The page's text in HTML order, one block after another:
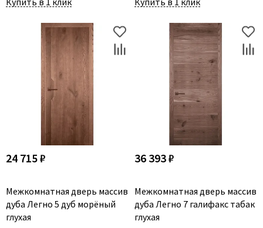
Line Doors
Lockstyle
Milyana
Optima Porte
Oro - Oro
Philips
Porte Vista
Portika
24 715 ₽
Межкомнатная дверь массив
дуба Легно 5 дуб морёный
глухая
36 393 ₽
Межкомнатная дверь массив
дуба Легно 7 галифакс табак
глухая